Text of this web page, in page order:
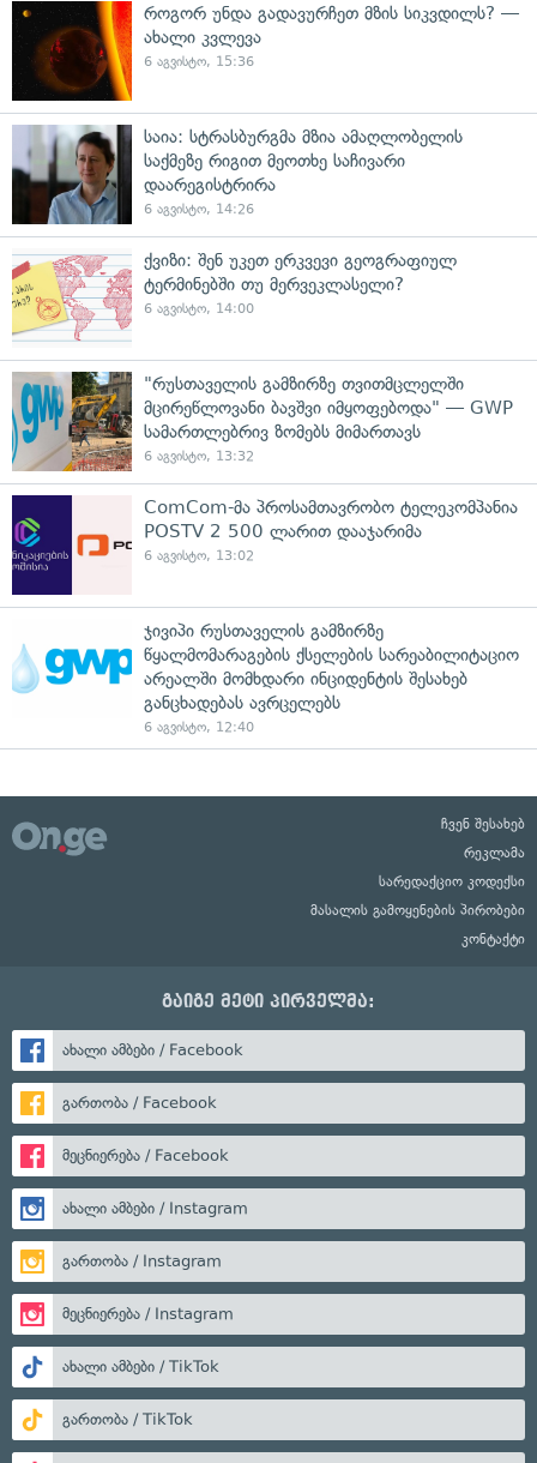
როგორ უნდა გადავურჩეთ მზის სიკვდილს? —
ახალი კვლევა
6 აგვისტო, 15:36
საია: სტრასბურგმა მზია ამაღლობელის
საქმეზე რიგით მეოთხე საჩივარი
დაარეგისტრირა
6 აგვისტო, 14:26
ქვიზი: შენ უკეთ ერკვევი გეოგრაფიულ
ტერმინებში თუ მერვეკლასელი?
6 აგვისტო, 14:00
"რუსთაველის გამზირზე თვითმცლელში
მცირეწლოვანი ბავშვი იმყოფებოდა" — GWP
სამართლებრივ ზომებს მიმართავს
6 აგვისტო, 13:32
ComCom-მა პროსამთავრობო ტელეკომპანია
POSTV 2 500 ლარით დააჯარიმა
6 აგვისტო, 13:02
ჯივიპი რუსთაველის გამზირზე
წყალმომარაგების ქსელების სარეაბილიტაციო
არეალში მომხდარი ინციდენტის შესახებ
განცხადებას ავრცელებს
6 აგვისტო, 12:40
ჩვენ შესახებ
რეკლამა
სარედაქციო კოდექსი
მასალის გამოყენების პირობები
კონტაქტი
გაიგე მეტი პირველმა:
ახალი ამბები / Facebook
გართობა / Facebook
მეცნიერება / Facebook
ახალი ამბები / Instagram
გართობა / Instagram
მეცნიერება / Instagram
ახალი ამბები / TikTok
გართობა / TikTok